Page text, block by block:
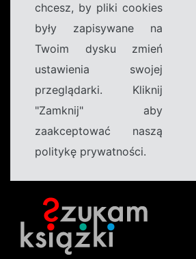
chcesz, by pliki cookies
były zapisywane na
Twoim dysku zmień
ustawienia swojej
przeglądarki. Kliknij
"Zamknij" aby
zaakceptować naszą
politykę prywatności.